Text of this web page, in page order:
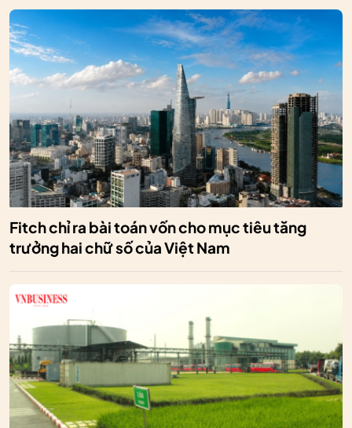
Fitch chỉ ra bài toán vốn cho mục tiêu tăng
trưởng hai chữ số của Việt Nam